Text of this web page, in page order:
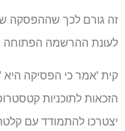
זה גורם לכך שההפסקה
לעונת ההרשמה הפתוחה
קית 'אמר כי הפסיקה
הזכאות לתוכניות
יצטרכו להתמודד עם